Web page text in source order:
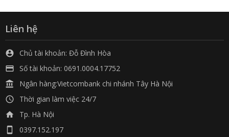
Liên hệ
 Chủ tài khoản: Đỗ Đình Hòa
 Số tài khoản: 0691.0004.17752
 Ngân hàng:Vietcombank chi nhánh Tây Hà Nội
 Thời gian làm việc 24/7
 Tp. Hà Nội
 0397.152.197